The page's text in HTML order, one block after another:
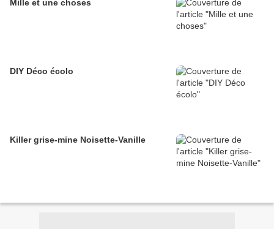
Mille et une choses
DIY Déco écolo
Killer grise-mine Noisette-Vanille